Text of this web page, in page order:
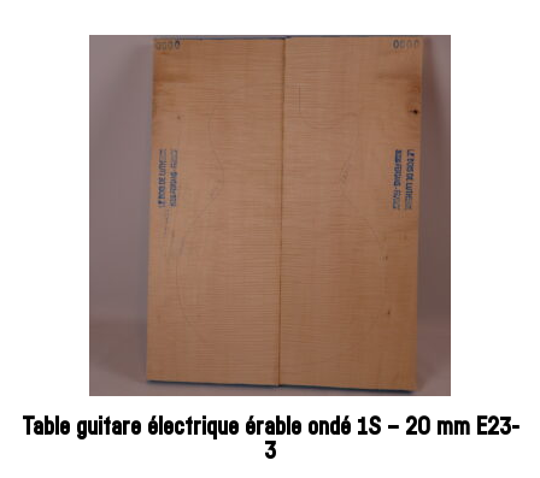
Table guitare électrique érable ondé 1S – 20 mm E23-
3